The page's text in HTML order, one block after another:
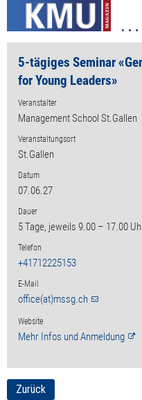
5-tägiges Seminar
for Young Leaders»
Veranstalter
Management School St.Gallen
Veranstaltungsort
St.Gallen
Datum
07.06.27
Dauer
5 Tage, jeweils 9.00 – 17.00
Telefon
+41712225153
E-Mail
office(at)mssg.ch
Website
Mehr Infos und Anmeldung
Zurück